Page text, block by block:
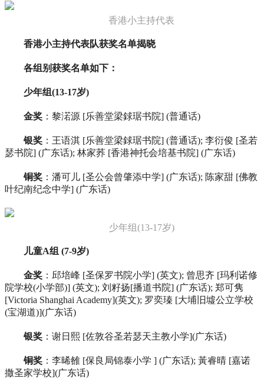
香港小主持代表
香港小主持代表队获奖名单揭晓
各组别获奖名单如下：
少年组(13-17岁)
金奖 ：黎渃源 [乐善堂梁銶琚书院] (普通话)
银奖 ：王语淇 [乐善堂梁銶琚书院] (普通话); 李衍俊 [圣若
瑟书院] (广东话); 林家荞 [香港神托会培基书院] (广东话)
铜奖 ：潘可儿 [圣公会曾肇添中学] (广东话); 陈家甜 [佛教
叶纪南纪念中学] (广东话)
少年组(13-17岁)
儿童A组 (7-9岁)
金奖 ：邱培峰 [圣保罗书院小学] (英文); 曾思齐 [玛利诺修
院学校(小学部)] (英文); 刘籽扬[播道书院] (广东话); 郑可隽
[Victoria Shanghai Academy](英文); 罗奕瑧 [大埔旧墟公立学校
(宝湖道)](广东话)
银奖 ：谢日熙 [佐敦谷圣若瑟天主教小学](广东话)
铜奖 ：李晞雒 [保良局锦泰小学 ] (广东话); 黃睿晴 [嘉诺
撒圣家学校](广东话)